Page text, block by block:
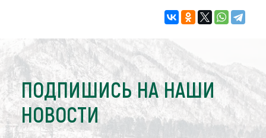
ПОДПИШИСЬ НА НАШИ
НОВОСТИ